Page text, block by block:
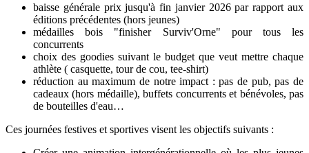
baisse générale prix jusqu'à fin janvier 2026 par rapport aux
éditions précédentes (hors jeunes)
médailles bois "finisher Surviv'Orne" pour tous les
concurrents
choix des goodies suivant le budget que veut mettre chaque
athlète ( casquette, tour de cou, tee-shirt)
réduction au maximum de notre impact : pas de pub, pas de
cadeaux (hors médaille), buffets concurrents et bénévoles, pas
de bouteilles d'eau…
Ces journées festives et sportives visent les objectifs suivants :